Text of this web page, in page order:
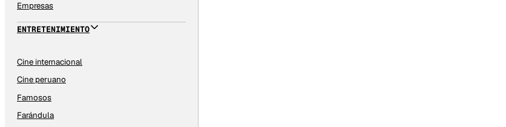
Empresas
ENTRETENIMIENTO
Cine internacional
Cine peruano
Famosos
Farándula